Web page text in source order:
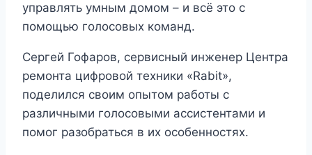
управлять умным домом – и всё это с
помощью голосовых команд.
Сергей Гофаров, сервисный инженер Центра
ремонта цифровой техники «Rabit»,
поделился своим опытом работы с
различными голосовыми ассистентами и
помог разобраться в их особенностях.